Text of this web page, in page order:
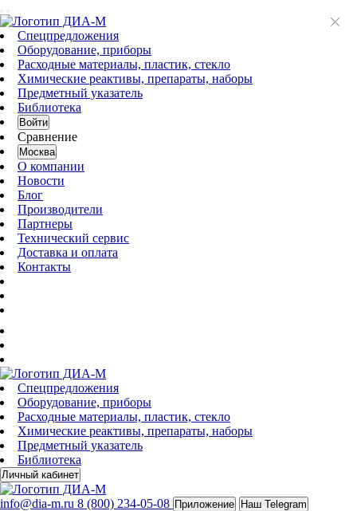
Спецпредложения
Оборудование, приборы
Расходные материалы, пластик, стекло
Химические реактивы, препараты, наборы
Предметный указатель
Библиотека
Войти
Сравнение
Москва
О компании
Новости
Блог
Производители
Партнеры
Технический сервис
Доставка и оплата
Контакты
Спецпредложения
Оборудование, приборы
Расходные материалы, пластик, стекло
Химические реактивы, препараты, наборы
Предметный указатель
Библиотека
Личный кабинет
info@dia-m.ru 8 (800) 234-05-08 Приложение Наш Telegram